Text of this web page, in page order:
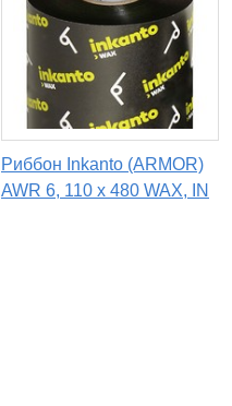
Риббон Inkanto (ARMOR)
AWR 6, 110 х 480 WAX, IN